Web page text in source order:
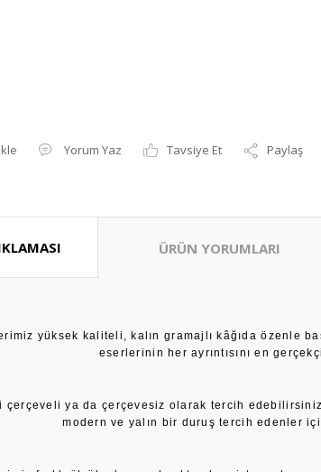
Yorum Yaz Tavsiye Et Paylaş
ÜRÜN YORUMLARI
yüksek kaliteli, kalın gramajlı kâğıda özenle
eserlerinin her ayrıntısını en
çerçeveli ya da çerçevesiz olarak tercih
modern ve yalın bir duruş tercih edenler